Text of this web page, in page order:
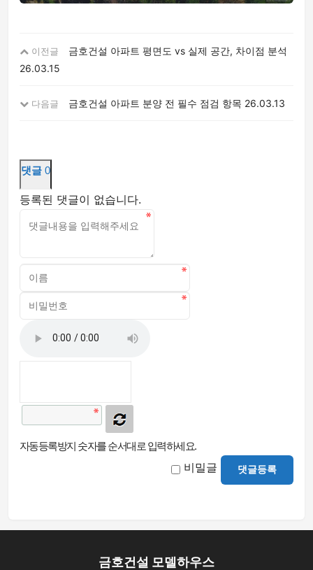
이전글
금호건설 아파트 평면도 vs 실제 공간, 차이점 분석
26.03.15
다음글 금호건설 아파트 분양 전 필수 점검 항목 26.03.13
댓글 0
등록된 댓글이 없습니다.
자동등록방지 숫자를 순서대로 입력하세요.
비밀글 댓글등록
금호건설 모델하우스